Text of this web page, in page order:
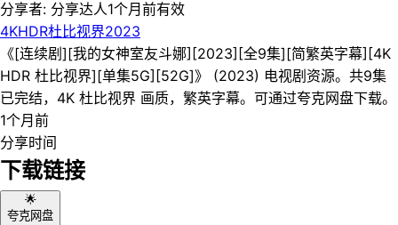
分享者: 分享达人1个月前有效
4KHDR杜比视界2023
《[连续剧][我的女神室友斗娜][2023][全9集][简繁英字幕][4K
HDR 杜比视界][单集5G][52G]》 (2023) 电视剧资源。共9集
已完结，4K 杜比视界 画质，繁英字幕。可通过夸克网盘下载。
1个月前
分享时间
下载链接
🌟
夸克网盘